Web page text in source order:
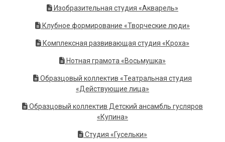
Изобразительная студия «Акварель»
Клубное формирование «Творческие люди»
Комплексная развивающая студия «Кроха»
Нотная грамота «Восьмушка»
Образцовый коллектив «Театральная студия
«Действующие лица»
Образцовый коллектив Детский ансамбль гусляров
«Купина»
Студия «Гусельки»